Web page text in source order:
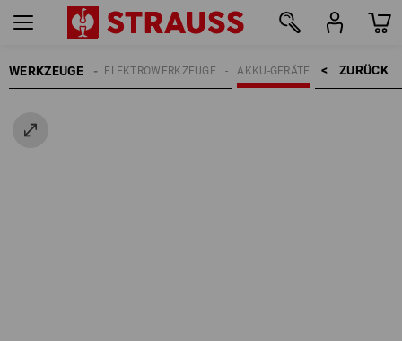
WERKZEUGE ZURÜCK    >
AKKU-GERÄTE
ELEKTROWERKZEUGE